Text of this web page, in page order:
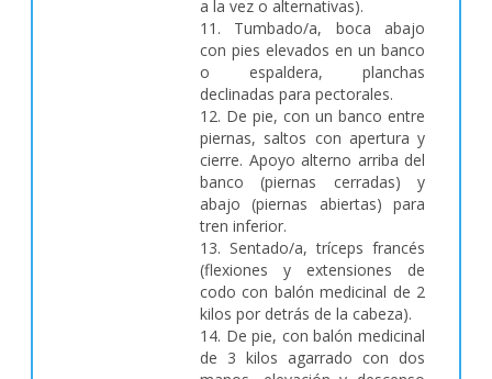
a la vez o alternativas).
11. Tumbado/a, boca abajo
con pies elevados en un banco
o espaldera, planchas
declinadas para pectorales.
12. De pie, con un banco entre
piernas, saltos con apertura y
cierre. Apoyo alterno arriba del
banco (piernas cerradas) y
abajo (piernas abiertas) para
tren inferior.
13. Sentado/a, tríceps francés
(flexiones y extensiones de
codo con balón medicinal de 2
kilos por detrás de la cabeza).
14. De pie, con balón medicinal
de 3 kilos agarrado con dos